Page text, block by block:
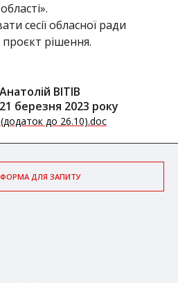
сесії обласної ради
рішення.
до 26.10).doc
Анатолій ВІТІВ
21 березня 2023 року
ДЛЯ ЗАПИТУ